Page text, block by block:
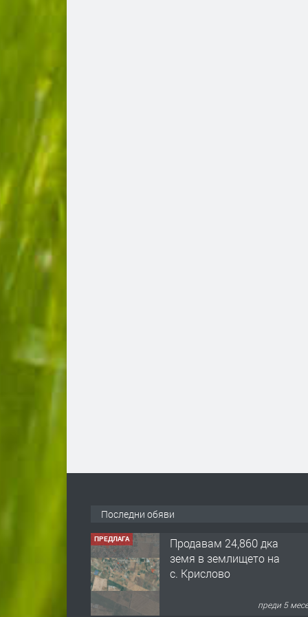
Последни обяви
ПРЕДЛАГА
122 м2- 3 стаен
апартамент супер
център Асеновград-
преди 3